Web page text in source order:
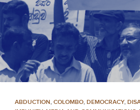
ABDUCTION, COLOMBO, DEMOCRACY,